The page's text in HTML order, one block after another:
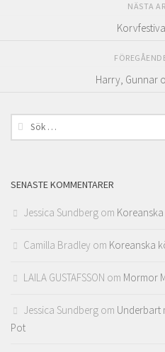
NÄSTA
Harry, Gunnar
Sök
efter:
SENASTE KOMMENTARER
Jessica Sundberg om
Camilla Bradley om Koreanska
LAILA GUSTAFSSON om Mormor
Jessica Sundberg om Underbart
Pot